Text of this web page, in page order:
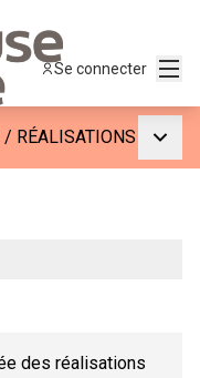
Se connecter
/ RÉALISATIONS
des réalisations